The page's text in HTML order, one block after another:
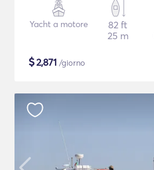
Yacht a motore
82 ft
25 m
$2,871 /giorno